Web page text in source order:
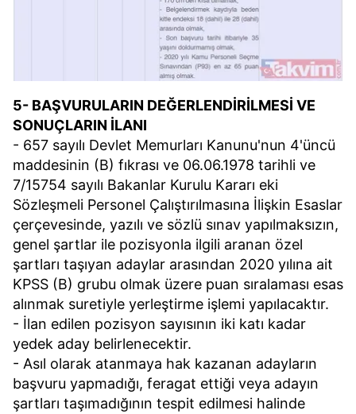
5- BAŞVURULARIN DEĞERLENDİRİLMESİ VE
SONUÇLARIN İLANI
- 657 sayılı Devlet Memurları Kanunu'nun 4'üncü
maddesinin (B) fıkrası ve 06.06.1978 tarihli ve
7/15754 sayılı Bakanlar Kurulu Kararı eki
Sözleşmeli Personel Çalıştırılmasına İlişkin Esaslar
çerçevesinde, yazılı ve sözlü sınav yapılmaksızın,
genel şartlar ile pozisyonla ilgili aranan özel
şartları taşıyan adaylar arasından 2020 yılına ait
KPSS (B) grubu olmak üzere puan sıralaması esas
alınmak suretiyle yerleştirme işlemi yapılacaktır.
- İlan edilen pozisyon sayısının iki katı kadar
yedek aday belirlenecektir.
- Asıl olarak atanmaya hak kazanan adayların
başvuru yapmadığı, feragat ettiği veya adayın
şartları taşımadığının tespit edilmesi halinde